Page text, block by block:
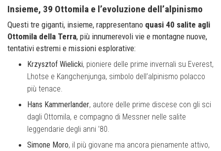
Insieme, 39 Ottomila e l’evoluzione dell’alpinismo
Questi tre giganti, insieme, rappresentano quasi 40 salite agli
Ottomila della Terra, più innumerevoli vie e montagne nuove,
tentativi estremi e missioni esplorative:
Krzysztof Wielicki, pioniere delle prime invernali su Everest,
Lhotse e Kangchenjunga, simbolo dell’alpinismo polacco
più tenace.
Hans Kammerlander, autore delle prime discese con gli sci
dagli Ottomila, e compagno di Messner nelle salite
leggendarie degli anni ’80.
Simone Moro, il più giovane ma ancora pienamente attivo,